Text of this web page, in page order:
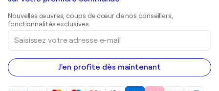
Peintures acryliques
Nouvelles œuvres, coups de cœur de nos conseillers,
fonctionnalités exclusives.
Saisissez
votre
adresse
e-
mail
J'en profite dès maintenant